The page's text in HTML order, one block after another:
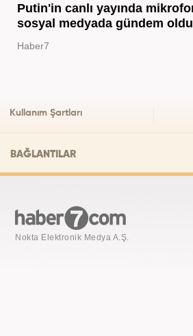
Putin'in canlı yayında
sosyal medyada gündem oldu
Haber7
Kullanım Şartları
BAĞLANTILAR
Nokta Elektronik Medya A.Ş.